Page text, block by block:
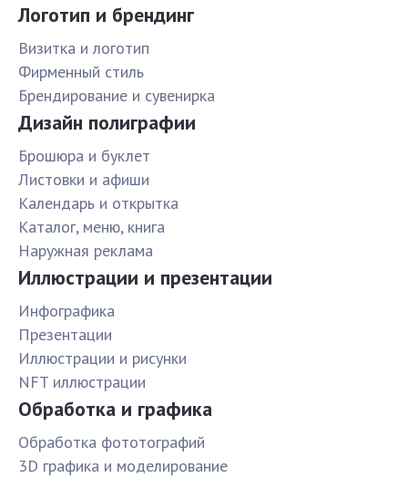
Логотип и брендинг
Визитка и логотип
Фирменный стиль
Брендирование и сувенирка
Дизайн полиграфии
Брошюра и буклет
Листовки и афиши
Календарь и открытка
Каталог, меню, книга
Наружная реклама
Иллюстрации и презентации
Инфографика
Презентации
Иллюстрации и рисунки
NFT иллюстрации
Обработка и графика
Обработка фототографий
3D графика и моделирование